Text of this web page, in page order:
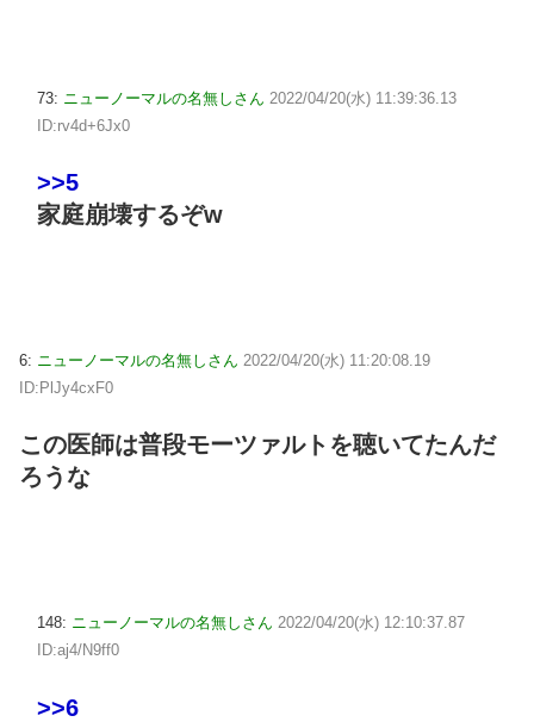
73: ニューノーマルの名無しさん 2022/04/20(水) 11:39:36.13
ID:rv4d+6Jx0
>>5
家庭崩壊するぞw
6: ニューノーマルの名無しさん 2022/04/20(水) 11:20:08.19
ID:PlJy4cxF0
この医師は普段モーツァルトを聴いてたんだ
ろうな
148: ニューノーマルの名無しさん 2022/04/20(水) 12:10:37.87
ID:aj4/N9ff0
>>6